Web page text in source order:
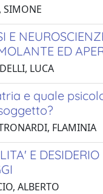
SIMONE
E
ED
LUCA
e quale
FLAMINIA
E
ALBERTO